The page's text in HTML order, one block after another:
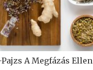
A Megfázás Ellen